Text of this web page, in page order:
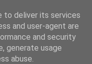
to deliver its services
and user-agent are
and security
generate usage
abuse.